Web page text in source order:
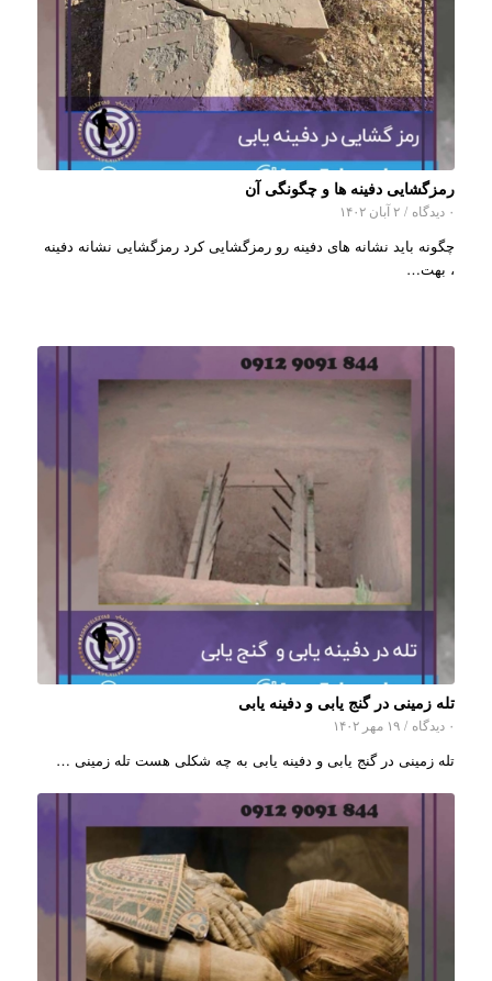
رمزگشایی دفینه ها و چگونگی آن
۰ دیدگاه / ۲ آبان ۱۴۰۲
چگونه باید نشانه های دفینه رو رمزگشایی کرد رمزگشایی نشانه دفینه
، بهت…
تله زمینی در گنج یابی و دفینه یابی
۰ دیدگاه / ۱۹ مهر ۱۴۰۲
تله زمینی در گنج یابی و دفینه یابی به چه شکلی هست تله زمینی …